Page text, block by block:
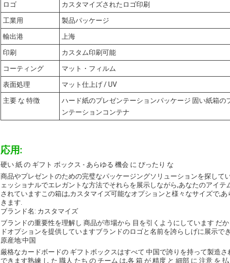
ロゴ カスタマイズされたロゴ印刷
工業用 製品パッケージ
輸出港 上海
印刷 カスタム印刷可能
コーティング マット・フィルム
表面処理 マット仕上げ / UV
主要 な 特徴
ハード紙のプレゼンテーションパッケージ 固い紙箱
ンテーションコンテナ
応用:
硬い 紙 の ギフト ボックス - あらゆる 機会 に ぴったり な
商品やプレゼントのための完璧なパッケージングソリューションを探して
ェッショナルでエレガントな方法でそれらを展示しながら,あなたのアイ
されていますこの箱は,カスタマイズ可能なオプションと様々なサイズで,
きます.
ブランド名: カスタマイズ
ブランドの重要性を理解し 商品が市場から 目を引くようにしています だ
ドオプションを提供していますブランドのロゴと名前を誇らしげに展示で
原産地:中国
厳格なカードボードの ギフトボックスはすべて 中国で誇りを持って製造
できます熟練 し た 職人 たち の チーム は,各 箱 が 精度 と 細部 に 注意 を